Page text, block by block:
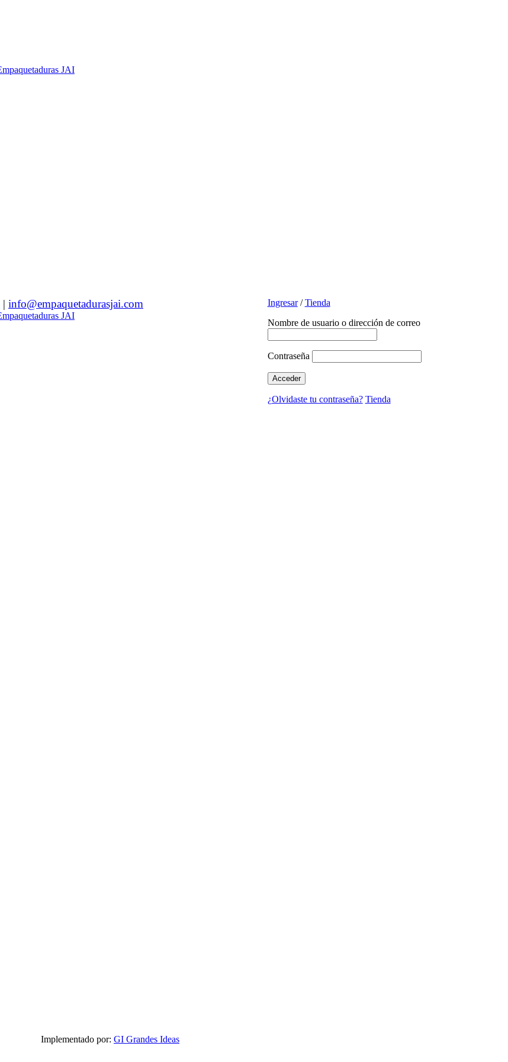
| info@empaquetadurasjai.com Ingresar/Tienda
Nombre de usuario o dirección de correo
Contraseña
¿Olvidaste tu contraseña? Tienda
Implementado por: GI Grandes Ideas